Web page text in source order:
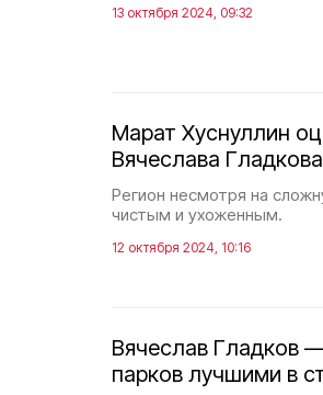
13 октября 2024, 09:32
Марат Хуснуллин
Вячеслава
Регион несмотря на
чистым и ухоженным.
12 октября 2024, 10:16
Вячеслав Гладков
парков лучшими в